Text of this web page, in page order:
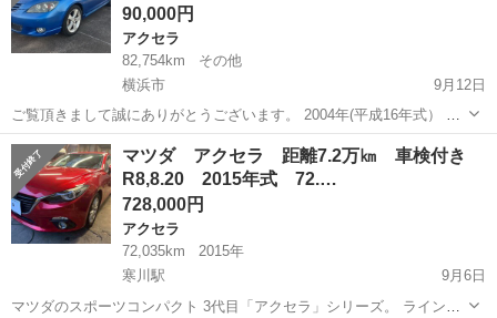
90,000円
アクセラ
82,754km
その他
横浜市
9月12日
ご覧頂きまして誠にありがとうございます。 2004年(平成16年式） マ
ツダアクセラの出品になります 調子良いのでお支払い後、即日乗って
帰れます。 表示価格に自動車税月割りとリサイクルを別で お願い致し
ます。 ...
神奈川 横浜市 アクセラ
マツダ アクセラ 距離7.2万㎞ 車検付き
R8,8.20 2015年式 72.…
728,000円
アクセラ
72,035km
2015年
寒川駅
9月6日
マツダのスポーツコンパクト 3代目「アクセラ」シリーズ。 ラインア